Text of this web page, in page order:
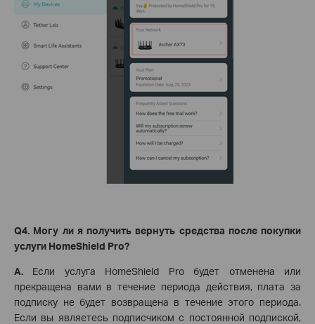
Q4. Могу ли я получить вернуть средства после покупки
услуги HomeShield Pro?
A. Если услуга HomeShield Pro будет отменена или
прекращена вами в течение периода действия, плата за
подписку не будет возвращена в течение этого периода.
Если вы являетесь подписчиком с постоянной подпиской,